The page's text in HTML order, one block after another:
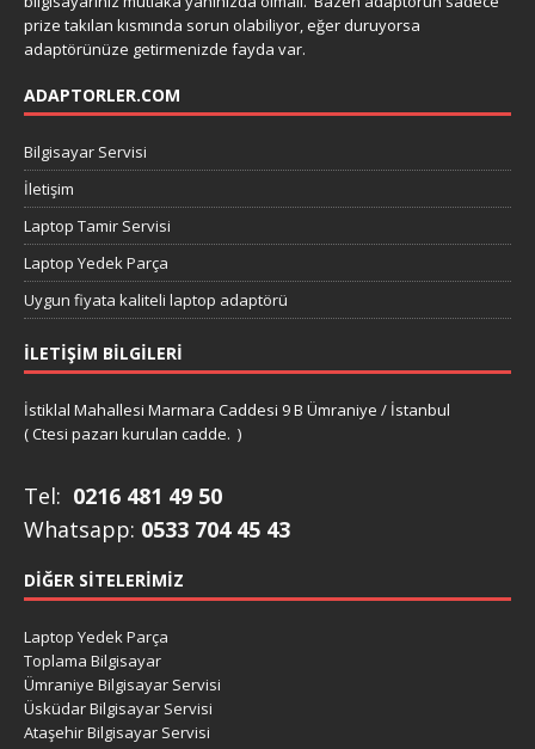
prize takılan kısmında sorun olabiliyor, eğer duruyorsa
adaptörünüze getirmenizde fayda var.
ADAPTORLER.COM
Bilgisayar Servisi
İletişim
Laptop Tamir Servisi
Laptop Yedek Parça
Uygun fiyata kaliteli laptop adaptörü
İLETIŞIM BILGILERI
İstiklal Mahallesi Marmara Caddesi 9 B Ümraniye / İstanbul
( Ctesi pazarı kurulan cadde. )
Tel: 0216 481 49 50
Whatsapp: 0533 704 45 43
DIĞER SITELERIMIZ
Laptop Yedek Parça
Toplama Bilgisayar
Ümraniye Bilgisayar Servisi
Üsküdar Bilgisayar Servisi
Ataşehir Bilgisayar Servisi